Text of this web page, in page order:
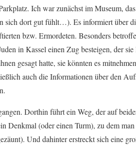
Ich war zunächst im Museum,
sich dort gut fühlt…). Es informiert über
bzw. Ermordeten. Besonders
in Kassel einen Zug besteigen, der
gesagt hatte, sie könnten es
auch die Informationen über den
Dorthin führt ein Weg, der auf
Denkmal (oder einen Turm), zu dem
Und dahinter erstreckt sich eine